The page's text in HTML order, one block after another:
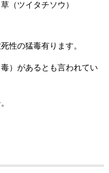
（ツイタチソウ）
性の猛毒有ります。
）があるとも言われてい